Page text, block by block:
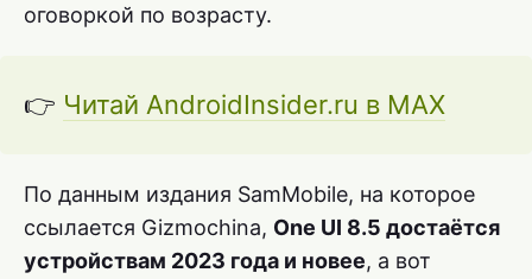
оговоркой по возрасту.
👉 Читай AndroidInsider.ru в MAX
По данным издания SamMobile, на которое
ссылается Gizmochina, One UI 8.5 достаётся
устройствам 2023 года и новее, а вот